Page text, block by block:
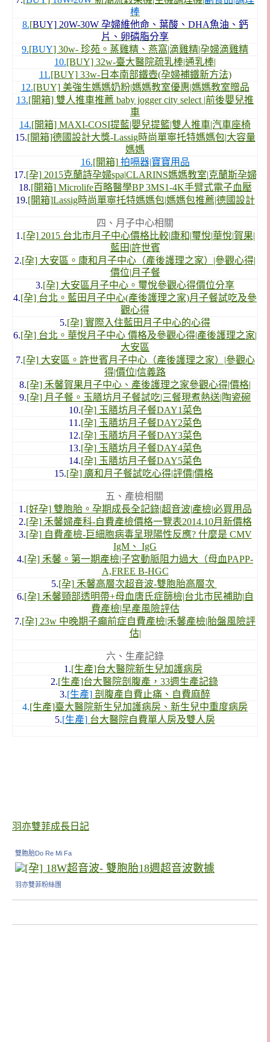
棒
8.[BUY] 20W-30W 孕婦維他命、葉酸、DHA魚油、鈣
片、卵磷脂分享
9.[BUY] 30w- 珍苑。蒸雞精、燕窩|滴雞精|孕婦滴雞精
10.[BUY] 32w-臺大醫院疏乳棒|通乳棒|
11.[BUY] 33w-日本南部鐵壺(孕婦補鐵新方法)
12.[BUY] 美強生媽媽奶粉|媽媽教室優惠|媽媽教室贈品
13.[開箱] 雙人推車推薦 baby jogger city select |前後嬰兒推
車
14.[開箱] MAXI-COSI提藍|嬰兒提籃|雙人推車|汽車座椅
15.[開箱]德國設計大獎-Lassig時尚單寧托特媽媽包|大容量
媽媽
16.[開箱] 拍嗝器|寶寶用品
17.[孕] 2015克蘭詩孕婦spa|CLARINS媽媽教室|克蘭斯孕婦
18.[開箱] Microlife百略醫學BP 3MS1-4K手臂式電子血壓
19.[開箱]Lassig時尚單寧托特媽媽包|媽媽包推薦|德國設計
四、月子中心相關
1.[孕] 2015 台北市月子中心價格比較|康和|璽悅|華悅|賀果|
藍田|許世賓
2.[孕] 大安區。康和月子中心（產後護理之家）|參觀心得|
價位|月子餐
3.[孕] 大安區月子中心。璽悅參觀心得價位分享
4.[孕] 台北。藍田月子中心(產後護理之家)月子餐試吃及參
觀心得
5.[孕] 實際入住藍田月子中心的心得
6.[孕] 台北。華悅月子中心 價格及參觀心得|產後護理之家|
大安區
7.[孕] 大安區。許世賓月子中心（產後護理之家）|參觀心
得|價位|信義路
8.[孕] 禾馨賀果月子中心、產後護理之家參觀心得|價格|
9.[孕] 月子餐。玉膳坊月子餐試吃|三餐現煮熱送|陶瓷碗
10.[孕] 玉膳坊月子餐DAY1菜色
11.[孕] 玉膳坊月子餐DAY2菜色
12.[孕] 玉膳坊月子餐DAY3菜色
13.[孕] 玉膳坊月子餐DAY4菜色
14.[孕] 玉膳坊月子餐DAY5菜色
15.[孕] 廣和月子餐試吃心得|評價|價格
五、產檢相關
1.[好孕] 雙胞胎。孕期成長全記錄|超音波|產檢|必買用品
2.[孕] 禾馨婦產科-自費產檢價格一覽表2014.10月新價格
3.[孕] 自費產檢-巨細胞病毒呈現陽性反應? 什麼是 CMV
IgM、 IgG
4.[孕] 禾馨。第一期產檢|子宮動脈阻力過大（母血PAPP-
A,FREE B-HGC
5.[孕] 禾馨高層次超音波-雙胞胎高層次
6.[孕] 禾馨頸部透明帶+母血唐氏症篩檢|台北市民補助|自
費產檢|早產風險評估
7.[孕] 23w 中晚期子癲前症自費產檢|禾馨產檢|胎盤風險評
估|
六、生產記錄
1.[生產]台大醫院新生兒加護病房
2.[生產]台大醫院剖腹產，33週生產記錄
3.[生產] 剖腹產自費止痛、自費麻醉
4.[生產]臺大醫院新生兒加護病房、新生兒中重度病房
5.[生產] 台大醫院自費單人房及雙人房
羽亦雙菲成長日記
雙胞胎Do Re Mi Fa
羽亦雙菲粉絲團